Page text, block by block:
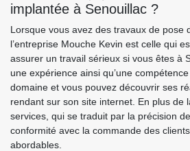
implantée à Senouillac ?
Lorsque vous avez des travaux de pose
l’entreprise Mouche Kevin est celle qui
assurer un travail sérieux si vous êtes à
une expérience ainsi qu’une
domaine et vous pouvez découvrir ses
rendant sur son site internet. En plus de
services, qui se traduit par la précision
conformité avec la commande des
abordables.